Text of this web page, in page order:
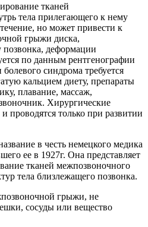
тканей
тела прилегающего к нему
но может привести к
грыжи диска,
деформации
по данным рентгенографии
синдрома требуется
кальцием диету, препараты
плавание, массаж,
Хирургические
проводятся только при развитии
в честь немецкого медика
ее в 1927г. Она представляет
тканей межпозвоночного
тела близлежащего позвонка.
грыжи, не
сосуды или вещество